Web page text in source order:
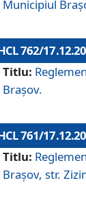
Municipiul
762/
Titlu:
Brașov.
761/
Titlu:
Brașov, str.